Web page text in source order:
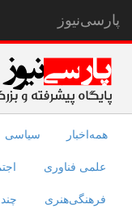
پارسی‌نیوز
همه‌اخبار سیاسی
علمی فناوری
فرهنگی‌هنری